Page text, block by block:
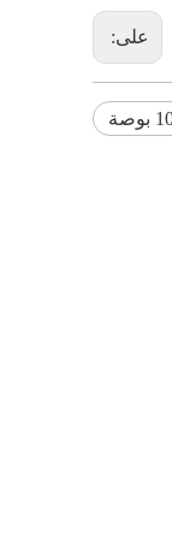
على:
بوصة